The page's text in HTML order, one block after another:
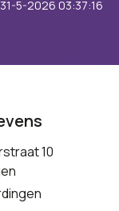
31-5-2026 03:37:16
10